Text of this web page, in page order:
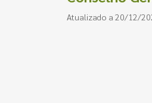
Atualizado a 20/12/